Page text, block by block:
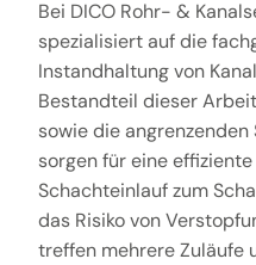
Bei DICO Rohr- &
spezialisiert auf die
Instandhaltung von
Bestandteil dieser
sowie die
sorgen für eine
Schachteinlauf zum
das Risiko von
treffen mehrere Zuläufe